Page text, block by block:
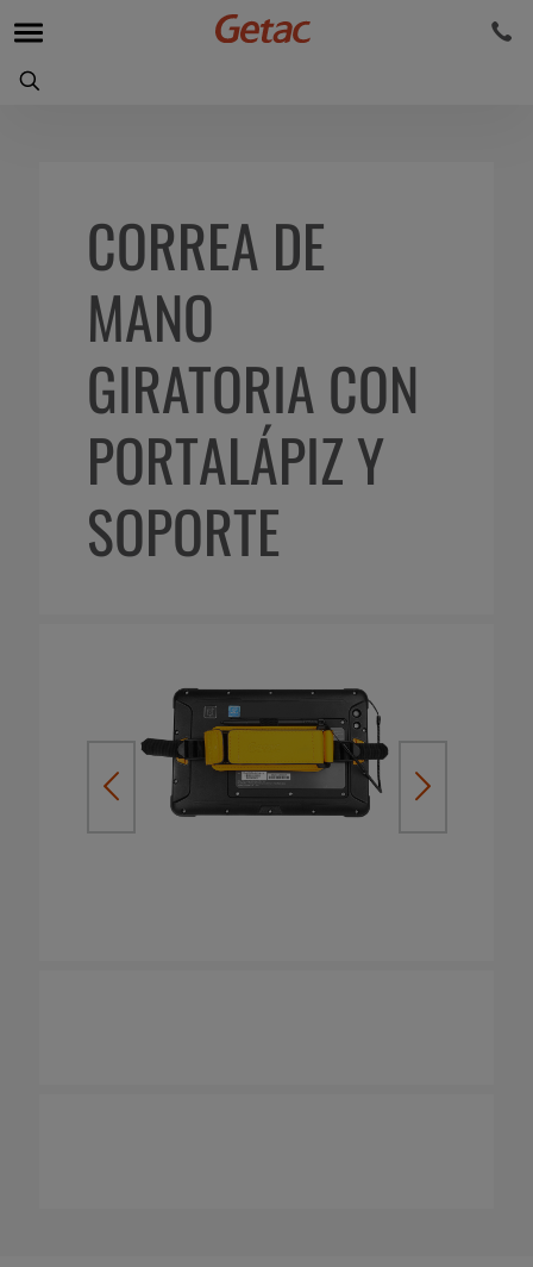
CORREA DE
MANO
GIRATORIA CON
PORTALÁPIZ Y
SOPORTE